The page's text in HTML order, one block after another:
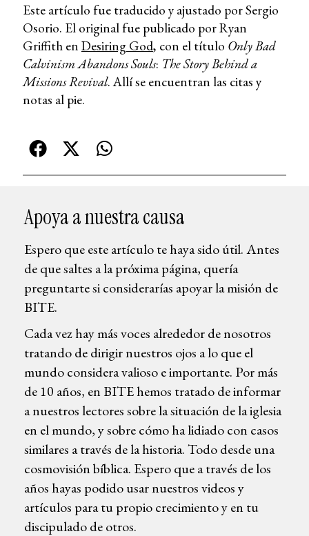
Este artículo fue traducido y ajustado por Sergio
Osorio. El original fue publicado por Ryan
Griffith en Desiring God, con el título Only Bad
Calvinism Abandons Souls: The Story Behind a
Missions Revival. Allí se encuentran las citas y
notas al pie.
Apoya a nuestra causa
Espero que este artículo te haya sido útil. Antes
de que saltes a la próxima página, quería
preguntarte si considerarías apoyar la misión de
BITE.
Cada vez hay más voces alrededor de nosotros
tratando de dirigir nuestros ojos a lo que el
mundo considera valioso e importante. Por más
de 10 años, en BITE hemos tratado de informar
a nuestros lectores sobre la situación de la iglesia
en el mundo, y sobre cómo ha lidiado con casos
similares a través de la historia. Todo desde una
cosmovisión bíblica. Espero que a través de los
años hayas podido usar nuestros videos y
artículos para tu propio crecimiento y en tu
discipulado de otros.